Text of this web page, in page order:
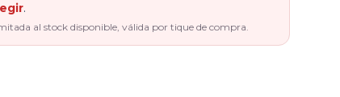
.
al stock disponible, válida por tique de compra.